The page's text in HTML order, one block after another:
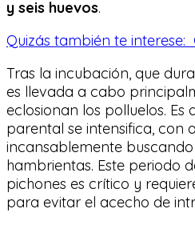
y seis huevos.
Quizás también te interese:
Tras la incubación, que
es llevada a cabo
eclosionan los polluelos.
parental se intensifica, con
incansablemente
hambrientas. Este periodo
pichones es crítico y
para evitar el acecho de